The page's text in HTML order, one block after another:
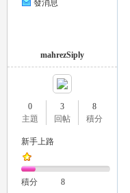
發消息
mahrezSiply
0
主題
3
回帖
8
積分
新手上路
積分 8